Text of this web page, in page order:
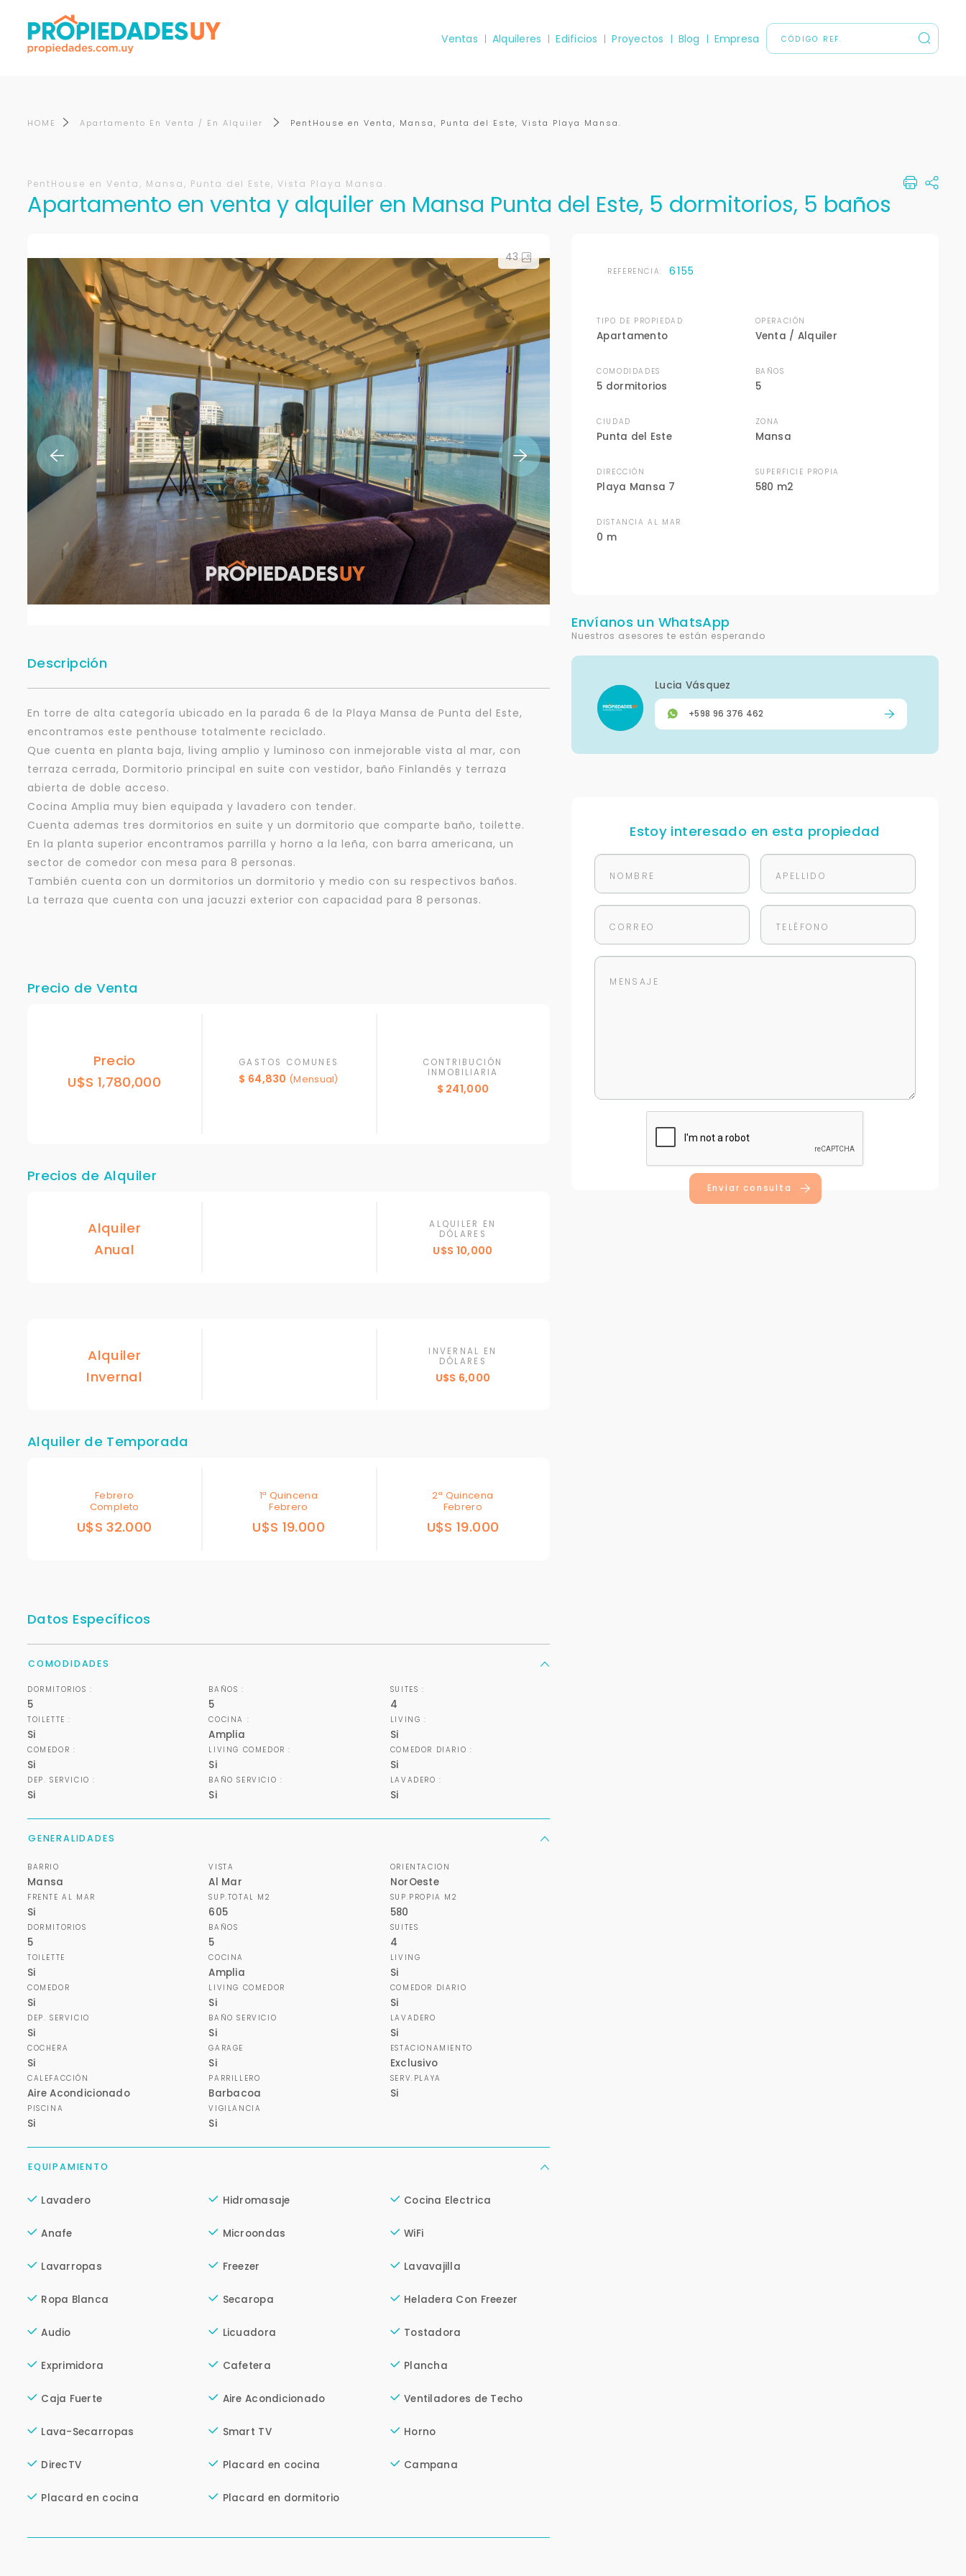
Ventas Alquileres Edificios Proyectos Blog Empresa
HOME Apartamento En Venta / En Alquiler PentHouse en Venta, Mansa, Punta del Este, Vista Playa Mansa.
PentHouse en Venta, Mansa, Punta del Este, Vista Playa Mansa.
Apartamento en venta y alquiler en Mansa Punta del Este, 5 dormitorios, 5 baños
43
Descripción
En torre de alta categoría ubicado en la parada 6 de la Playa Mansa de Punta del Este,
encontramos este penthouse totalmente reciclado.
Que cuenta en planta baja, living amplio y luminoso con inmejorable vista al mar, con
terraza cerrada, Dormitorio principal en suite con vestidor, baño Finlandés y terraza
abierta de doble acceso.
Cocina Amplia muy bien equipada y lavadero con tender.
Cuenta ademas tres dormitorios en suite y un dormitorio que comparte baño, toilette.
En la planta superior encontramos parrilla y horno a la leña, con barra americana, un
sector de comedor con mesa para 8 personas.
También cuenta con un dormitorios un dormitorio y medio con su respectivos baños.
La terraza que cuenta con una jacuzzi exterior con capacidad para 8 personas.
Precio de Venta
Precio
U$S 1,780,000
GASTOS COMUNES
$ 64,830 (Mensual)
CONTRIBUCIÓN
INMOBILIARIA
$ 241,000
Precios de Alquiler
Alquiler
Anual
ALQUILER EN
DÓLARES
U$S 10,000
Alquiler
Invernal
INVERNAL EN
DÓLARES
U$S 6,000
Alquiler de Temporada
Febrero
Completo
U$S 32.000
1ª Quincena
Febrero
U$S 19.000
2ª Quincena
Febrero
U$S 19.000
Datos Específicos
COMODIDADES
DORMITORIOS :
5
BAÑOS :
5
SUITES :
4
TOILETTE :
Si
COCINA :
Amplia
LIVING :
Si
COMEDOR :
Si
LIVING COMEDOR :
Si
COMEDOR DIARIO :
Si
DEP. SERVICIO :
Si
BAÑO SERVICIO :
Si
LAVADERO :
Si
GENERALIDADES
BARRIO
Mansa
VISTA
Al Mar
ORIENTACION
NorOeste
FRENTE AL MAR
Si
SUP.TOTAL M2
605
SUP.PROPIA M2
580
DORMITORIOS
5
BAÑOS
5
SUITES
4
TOILETTE
Si
COCINA
Amplia
LIVING
Si
COMEDOR
Si
LIVING COMEDOR
Si
COMEDOR DIARIO
Si
DEP. SERVICIO
Si
BAÑO SERVICIO
Si
LAVADERO
Si
COCHERA
Si
GARAGE
Si
ESTACIONAMIENTO
Exclusivo
CALEFACCIÓN
Aire Acondicionado
PARRILLERO
Barbacoa
SERV.PLAYA
Si
PISCINA
Si
VIGILANCIA
Si
EQUIPAMIENTO
Lavadero Hidromasaje Cocina Electrica
Anafe Microondas WiFi
Lavarropas Freezer Lavavajilla
Ropa Blanca Secaropa Heladera Con Freezer
Audio Licuadora Tostadora
Exprimidora Cafetera Plancha
Caja Fuerte Aire Acondicionado Ventiladores de Techo
Lava-Secarropas Smart TV Horno
DirecTV Placard en cocina Campana
Placard en cocina Placard en dormitorio
REFERENCIA: 6155
TIPO DE PROPIEDAD
Apartamento
OPERACIÓN
Venta / Alquiler
COMODIDADES
5 dormitorios
BAÑOS
5
CIUDAD
Punta del Este
ZONA
Mansa
DIRECCIÓN
Playa Mansa 7
SUPERFICIE PROPIA
580 m2
DISTANCIA AL MAR
0 m
Envíanos un WhatsApp
Nuestros asesores te están esperando
Lucia Vásquez
+598 96 376 462
Estoy interesado en esta propiedad
Enviar consulta
clientes.
Solo los usamos para responder
Continuar por WhatsApp